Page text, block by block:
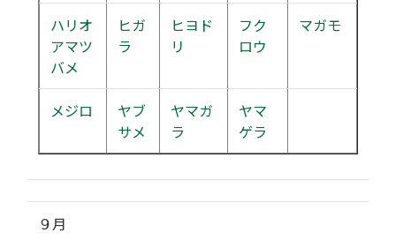
ハリオ
アマツ
バメ
ヒガ
ラ
ヒヨド
リ
フク
ロウ
マガモ
メジロ
ヤブ
サメ
ヤマガ
ラ
ヤマ
ゲラ
９月